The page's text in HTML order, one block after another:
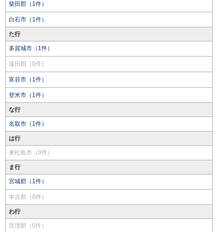
柴田郡（1件）
白石市（1件）
た行
多賀城市（1件）
遠田郡（0件）
富谷市（1件）
登米市（1件）
な行
名取市（1件）
は行
東松島市（0件）
ま行
宮城郡（1件）
本吉郡（0件）
わ行
亘理郡（0件）